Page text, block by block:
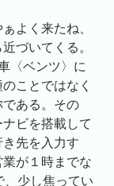
よく来たね、
づいてくる。
〈ベンツ〉に
ことではなく
ある。その
ビを搭載して
先を入力す
が１時までな
、少し焦ってい